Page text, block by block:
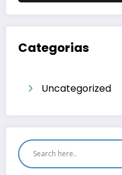
Categorias
Uncategorized